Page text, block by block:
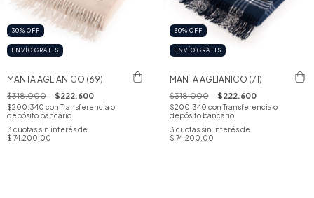
30% OFF
ENVÍO GRATIS
MANTA AGLIANICO (69)
$318.000 $222.600
$200.340 con Transferencia o
depósito bancario
3 cuotas sin interés de
$ 74.200,00
30% OFF
ENVÍO GRATIS
MANTA AGLIANICO (71)
$318.000 $222.600
$200.340 con Transferencia o
depósito bancario
3 cuotas sin interés de
$ 74.200,00